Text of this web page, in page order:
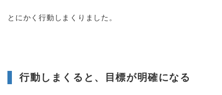
とにかく行動しまくりました。
行動しまくると、目標が明確になる